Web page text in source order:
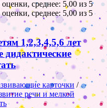
1,2,3,4,5,6 лет
дидактические
карточки /
речи и мелкой